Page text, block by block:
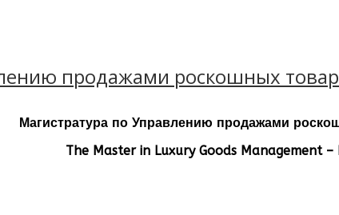
культурных и религиозных достопримечательностей
продажами роскошных
Магистратура по Управлению продажами
The Master in Luxury Goods Management –